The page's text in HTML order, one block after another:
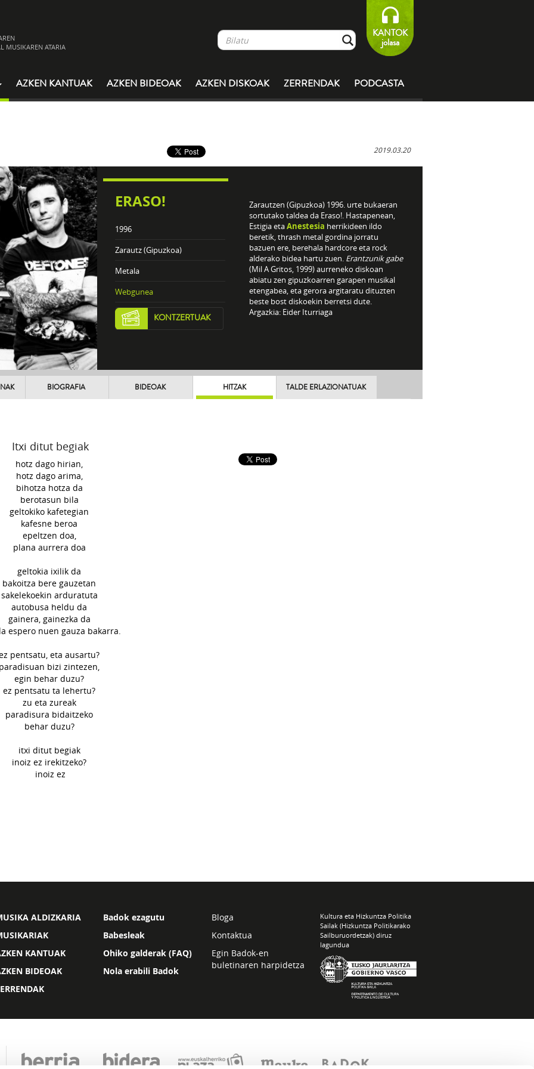
MUSIKAREN ATARIA
KANTOK
jolasa
AZKEN KANTUAK AZKEN BIDEOAK AZKEN DISKOAK ZERRENDAK PODCASTA
2019.03.20
ERASO!
1996
Zarautz (Gipuzkoa)
Metala
Webgunea
KONTZERTUAK
Zarautzen (Gipuzkoa) 1996. urte bukaeran
sortutako taldea da Eraso!. Hastapenean,
Estigia etaAnestesia herrikideen ildo
beretik, thrash metal gordina jorratu
bazuen ere, berehala hardcore eta rock
alderako bidea hartu zuen. Erantzunik gabe
(Mil A Gritos, 1999) aurreneko diskoan
abiatu zen gipuzkoarren garapen musikal
etengabea, eta gerora argitaratu dituzten
beste bost diskoekin berretsi dute.
Argazkia: Eider Iturriaga
BIOGRAFIA BIDEOAK HITZAK TALDE ERLAZIONATUAK
Itxi ditut begiak
hotz dago hirian,
hotz dago arima,
bihotza hotza da
berotasun bila
geltokiko kafetegian
kafesne beroa
epeltzen doa,
plana aurrera doa
geltokia ixilik da
bakoitza bere gauzetan
sakelekoekin arduratuta
autobusa heldu da
gainera, gainezka da
espero nuen gauza bakarra.
pentsatu, eta ausartu?
bizi zintezen,
egin behar duzu?
ez pentsatu ta lehertu?
zu eta zureak
paradisura bidaitzeko
behar duzu?
itxi ditut begiak
inoiz ez irekitzeko?
inoiz ez
ALDIZKARIA
KANTUAK
BIDEOAK
Badok ezagutu
Babesleak
Ohiko galderak (FAQ)
Nola erabili Badok
Bloga
Kontaktua
Egin Badok-en
buletinaren harpidetza
Kultura eta Hizkuntza Politika
Sailak (Hizkuntza Politikarako
Sailburuordetzak) diruz
lagundua